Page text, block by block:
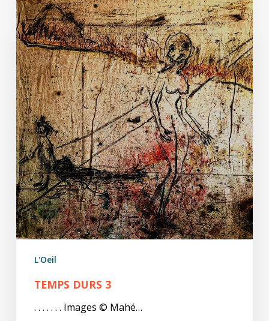
durs
3
L'Oeil
TEMPS DURS 3
. . . . . . . Images © Mahé…